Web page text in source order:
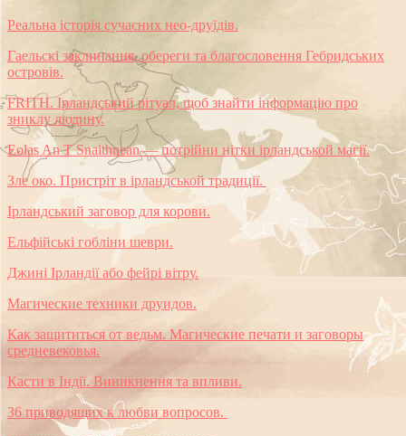
Реальна історія сучасних нео-друїдів.
Гаельскі заклинання, обереги та благословення Гебридських
островів.
FRITH. Ірландський рітуал, щоб знайти інформацію про
зниклу людину.
Eolas An T Snaithnean — потрійни нітки ірландськой магії.
Зле око. Пристріт в ірландськой традиції.
Ірландський заговор для корови.
Ельфійські гобліни шеври.
Джині Ірландії або фейрі вітру.
Магические техники друидов.
Как защититься от ведьм. Магические печати и заговоры
средневековья.
Касти в Індії. Виникнення та впливи.
36 приводящих к любви вопросов.